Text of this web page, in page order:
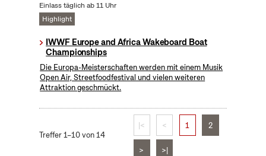
Einlass täglich ab 11 Uhr
Highlight
IWWF Europe and Africa Wakeboard Boat
Championships
Die Europa-Meisterschaften werden mit einem Musik
Open Air, Streetfoodfestival und vielen weiteren
Attraktion geschmückt.
Treffer 1–10 von 14
|< < 1 2
> >|